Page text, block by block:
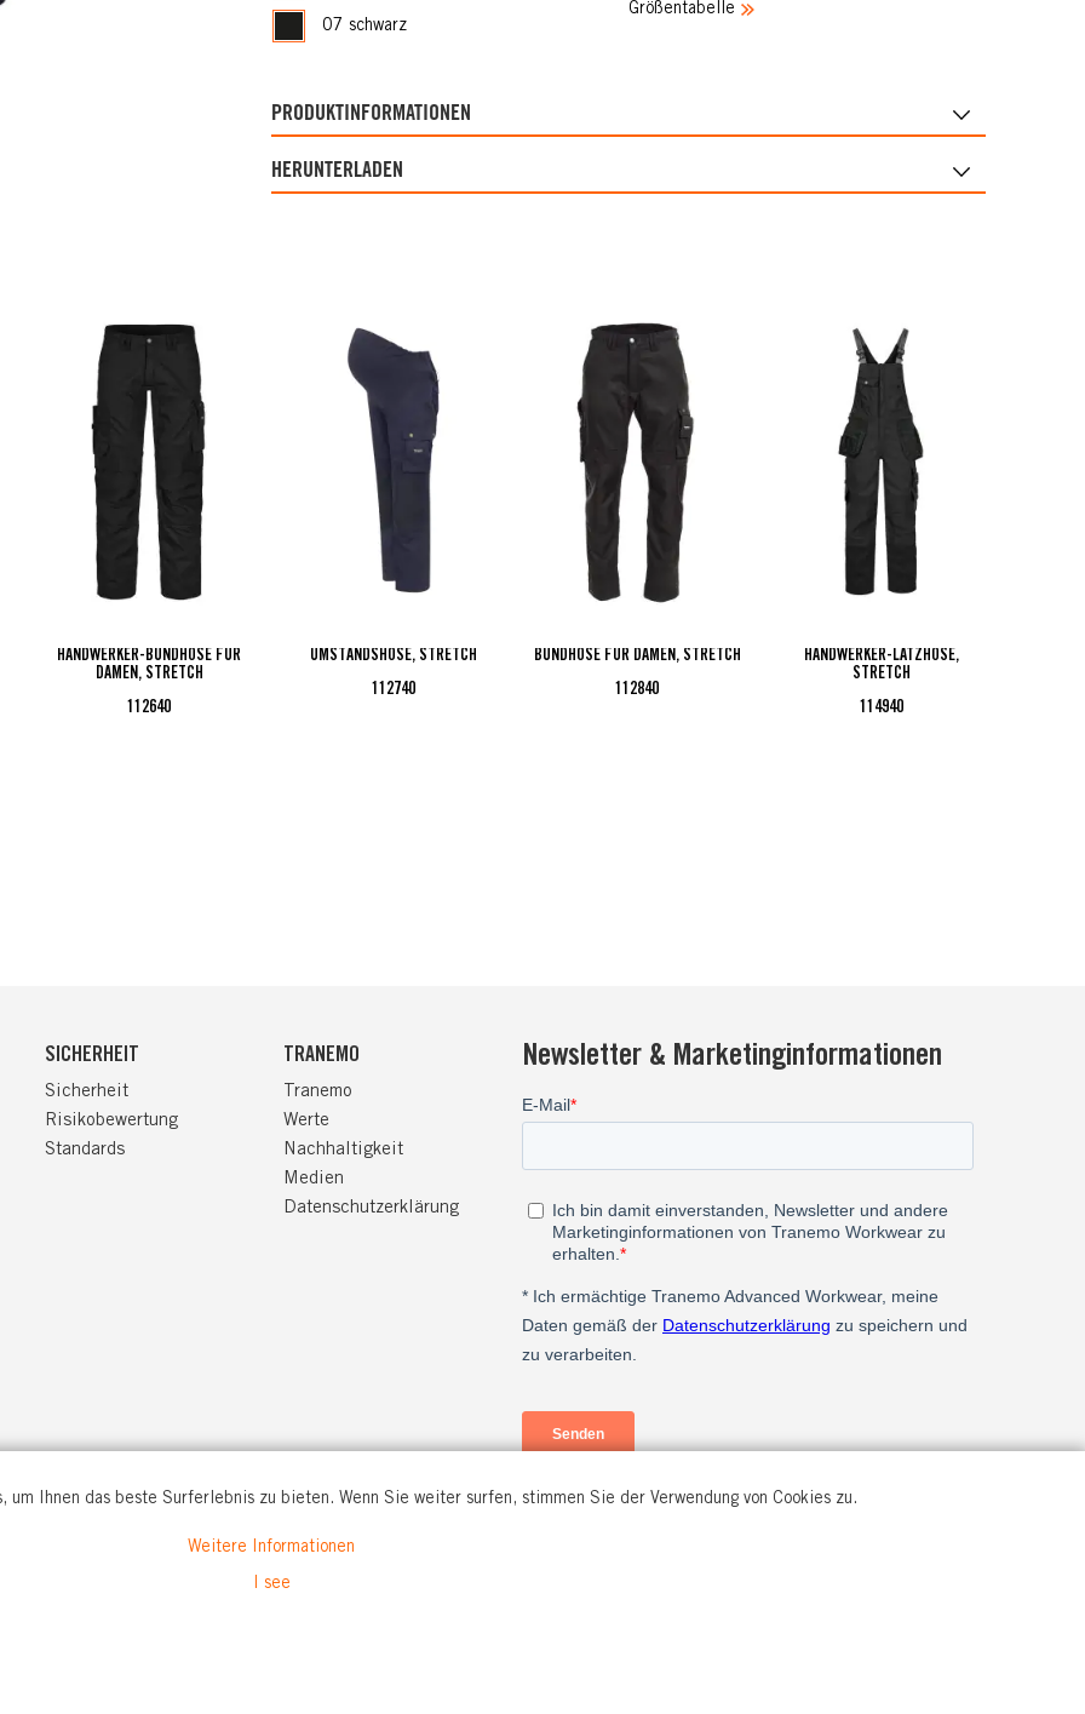
07 schwarz
Größentabelle
PRODUKTINFORMATIONEN
HERUNTERLADEN
HANDWERKER-BUNDHOSE FÜR
DAMEN, STRETCH
112640
UMSTANDSHOSE, STRETCH
112740
BUNDHOSE FÜR DAMEN, STRETCH
112840
HANDWERKER-LATZHOSE,
STRETCH
114940
SICHERHEIT
Sicherheit
Risikobewertung
Standards
TRANEMO
Tranemo
Werte
Nachhaltigkeit
Medien
Datenschutzerklärung
Newsletter & Marketinginformationen
um Ihnen das beste Surferlebnis zu bieten. Wenn Sie weiter surfen, stimmen Sie der Verwendung von Cookies zu.
Weitere Informationen
I see